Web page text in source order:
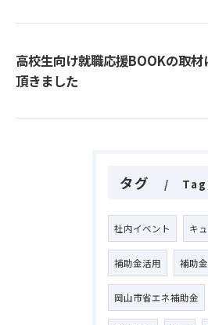
高校生向け就職応援BOOKの取材
頂きました
タグ
社内イベント キ
補助金活用 補助
岡山市省エネ補助金